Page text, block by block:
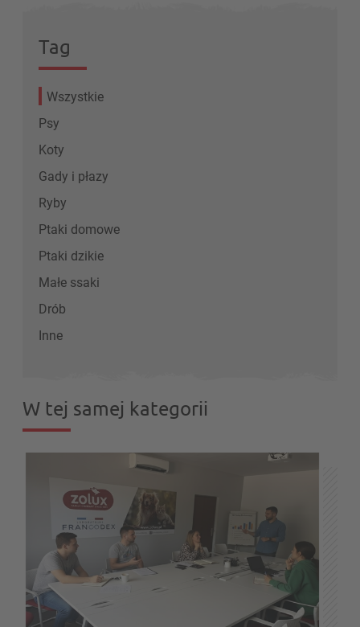
Tag
Wszystkie
Psy
Koty
Gady i płazy
Ryby
Ptaki domowe
Ptaki dzikie
Małe ssaki
Drób
Inne
W tej samej kategorii